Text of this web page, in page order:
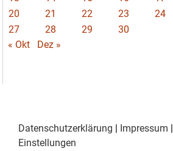
20
21 22 23 24
27
28 29
30
« Okt
Dez »
Datenschutzerklärung | Impressum |
Einstellungen